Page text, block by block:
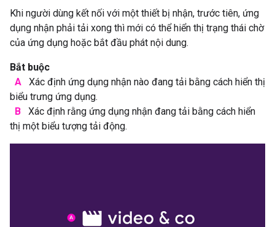
Khi người dùng kết nối với một thiết bị nhận, trước tiên, ứng
dụng nhận phải tải xong thì mới có thể hiển thị trạng thái chờ
của ứng dụng hoặc bắt đầu phát nội dung.
Bắt buộc
A
Xác định ứng dụng nhận nào đang tải bằng cách hiển thị
biểu trưng ứng dụng.
B
Xác định rằng ứng dụng nhận đang tải bằng cách hiển
thị một biểu tượng tải động.